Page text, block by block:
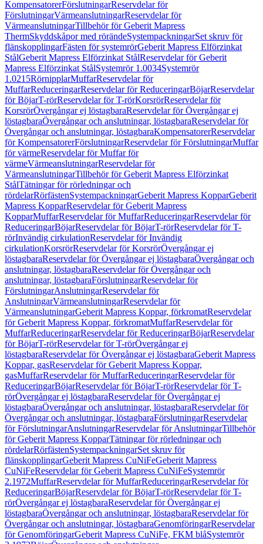
KompensatorerFörslutningarReservdelar för
FörslutningarVärmeanslutningarReservdelar för
VärmeanslutningarTillbehör för Geberit Mapress
ThermSkyddskåpor med rörändeSystempackningarSet skruv för
flänskopplingarFästen för systemrörGeberit Mapress Elförzinkat
StålGeberit Mapress Elförzinkat StålReservdelar för Geberit
Mapress Elförzinkat StålSystemrör 1.0034Systemrör
1.0215RörnipplarMuffarReservdelar för
MuffarReduceringarReservdelar för ReduceringarBöjarReservdelar
för BöjarT-rörReservdelar för T-rörKorsrörReservdelar för
KorsrörÖvergångar ej löstagbaraReservdelar för Övergångar ej
löstagbaraÖvergångar och anslutningar, löstagbaraReservdelar för
Övergångar och anslutningar, löstagbaraKompensatorerReservdelar
för KompensatorerFörslutningarReservdelar för FörslutningarMuffar
för värmeReservdelar för Muffar för
värmeVärmeanslutningarReservdelar för
VärmeanslutningarTillbehör för Geberit Mapress Elförzinkat
StålTätningar för rörledningar och
rördelarRörfästenSystempackningarGeberit Mapress KopparGeberit
Mapress KopparReservdelar för Geberit Mapress
KopparMuffarReservdelar för MuffarReduceringarReservdelar för
ReduceringarBöjarReservdelar för BöjarT-rörReservdelar för T-
rörInvändig cirkulationReservdelar för Invändig
cirkulationKorsrörReservdelar för KorsrörÖvergångar ej
löstagbaraReservdelar för Övergångar ej löstagbaraÖvergångar och
anslutningar, löstagbaraReservdelar för Övergångar och
anslutningar, löstagbaraFörslutningarReservdelar för
FörslutningarAnslutningarReservdelar för
AnslutningarVärmeanslutningarReservdelar för
VärmeanslutningarGeberit Mapress Koppar, förkromatReservdelar
för Geberit Mapress Koppar, förkromatMuffarReservdelar för
MuffarReduceringarReservdelar för ReduceringarBöjarReservdelar
för BöjarT-rörReservdelar för T-rörÖvergångar ej
löstagbaraReservdelar för Övergångar ej löstagbaraGeberit Mapress
Koppar, gasReservdelar för Geberit Mapress Koppar,
gasMuffarReservdelar för MuffarReduceringarReservdelar för
ReduceringarBöjarReservdelar för BöjarT-rörReservdelar för T-
rörÖvergångar ej löstagbaraReservdelar för Övergångar ej
löstagbaraÖvergångar och anslutningar, löstagbaraReservdelar för
Övergångar och anslutningar, löstagbaraFörslutningarReservdelar
för FörslutningarAnslutningarReservdelar för AnslutningarTillbehör
för Geberit Mapress KopparTätningar för rörledningar och
rördelarRörfästenSystempackningarSet skruv för
flänskopplingarGeberit Mapress CuNiFeGeberit Mapress
CuNiFeReservdelar för Geberit Mapress CuNiFeSystemrör
2.1972MuffarReservdelar för MuffarReduceringarReservdelar för
ReduceringarBöjarReservdelar för BöjarT-rörReservdelar för T-
rörÖvergångar ej löstagbaraReservdelar för Övergångar ej
löstagbaraÖvergångar och anslutningar, löstagbaraReservdelar för
Övergångar och anslutningar, löstagbaraGenomföringarReservdelar
för GenomföringarGeberit Mapress CuNiFe, FKM blåSystemrör